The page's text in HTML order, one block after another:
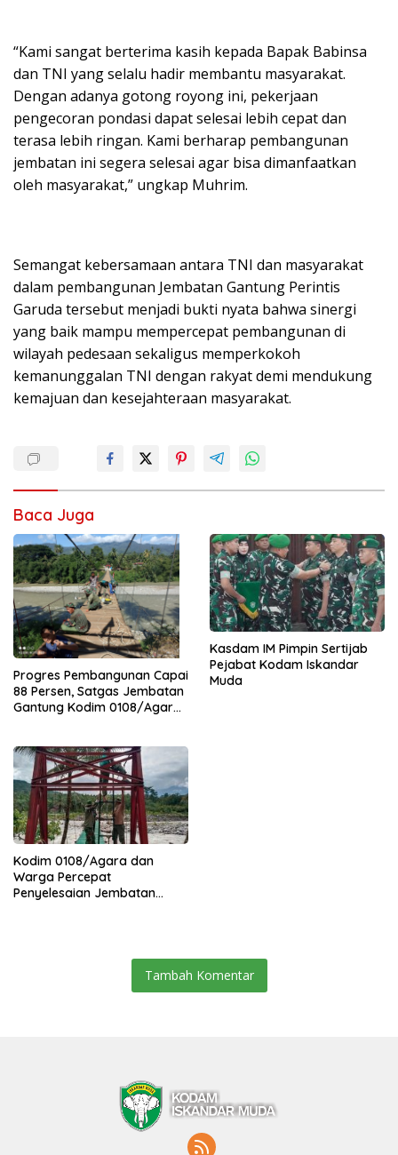
“Kami sangat berterima kasih kepada Bapak Babinsa
dan TNI yang selalu hadir membantu masyarakat.
Dengan adanya gotong royong ini, pekerjaan
pengecoran pondasi dapat selesai lebih cepat dan
terasa lebih ringan. Kami berharap pembangunan
jembatan ini segera selesai agar bisa dimanfaatkan
oleh masyarakat,” ungkap Muhrim.
Semangat kebersamaan antara TNI dan masyarakat
dalam pembangunan Jembatan Gantung Perintis
Garuda tersebut menjadi bukti nyata bahwa sinergi
yang baik mampu mempercepat pembangunan di
wilayah pedesaan sekaligus memperkokoh
kemanunggalan TNI dengan rakyat demi mendukung
kemajuan dan kesejahteraan masyarakat.
Baca Juga
Progres Pembangunan Capai
88 Persen, Satgas Jembatan
Gantung Kodim 0108/Agara
Kasdam IM Pimpin Sertijab
Pejabat Kodam Iskandar
Muda
Kodim 0108/Agara dan
Warga Percepat
Penyelesaian Jembatan
Tambah Komentar